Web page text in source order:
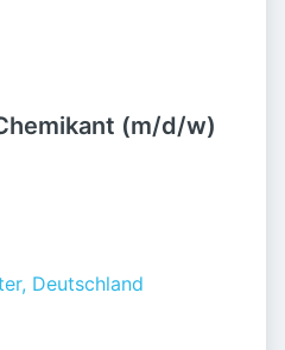
(m/d/w)
Deutschland